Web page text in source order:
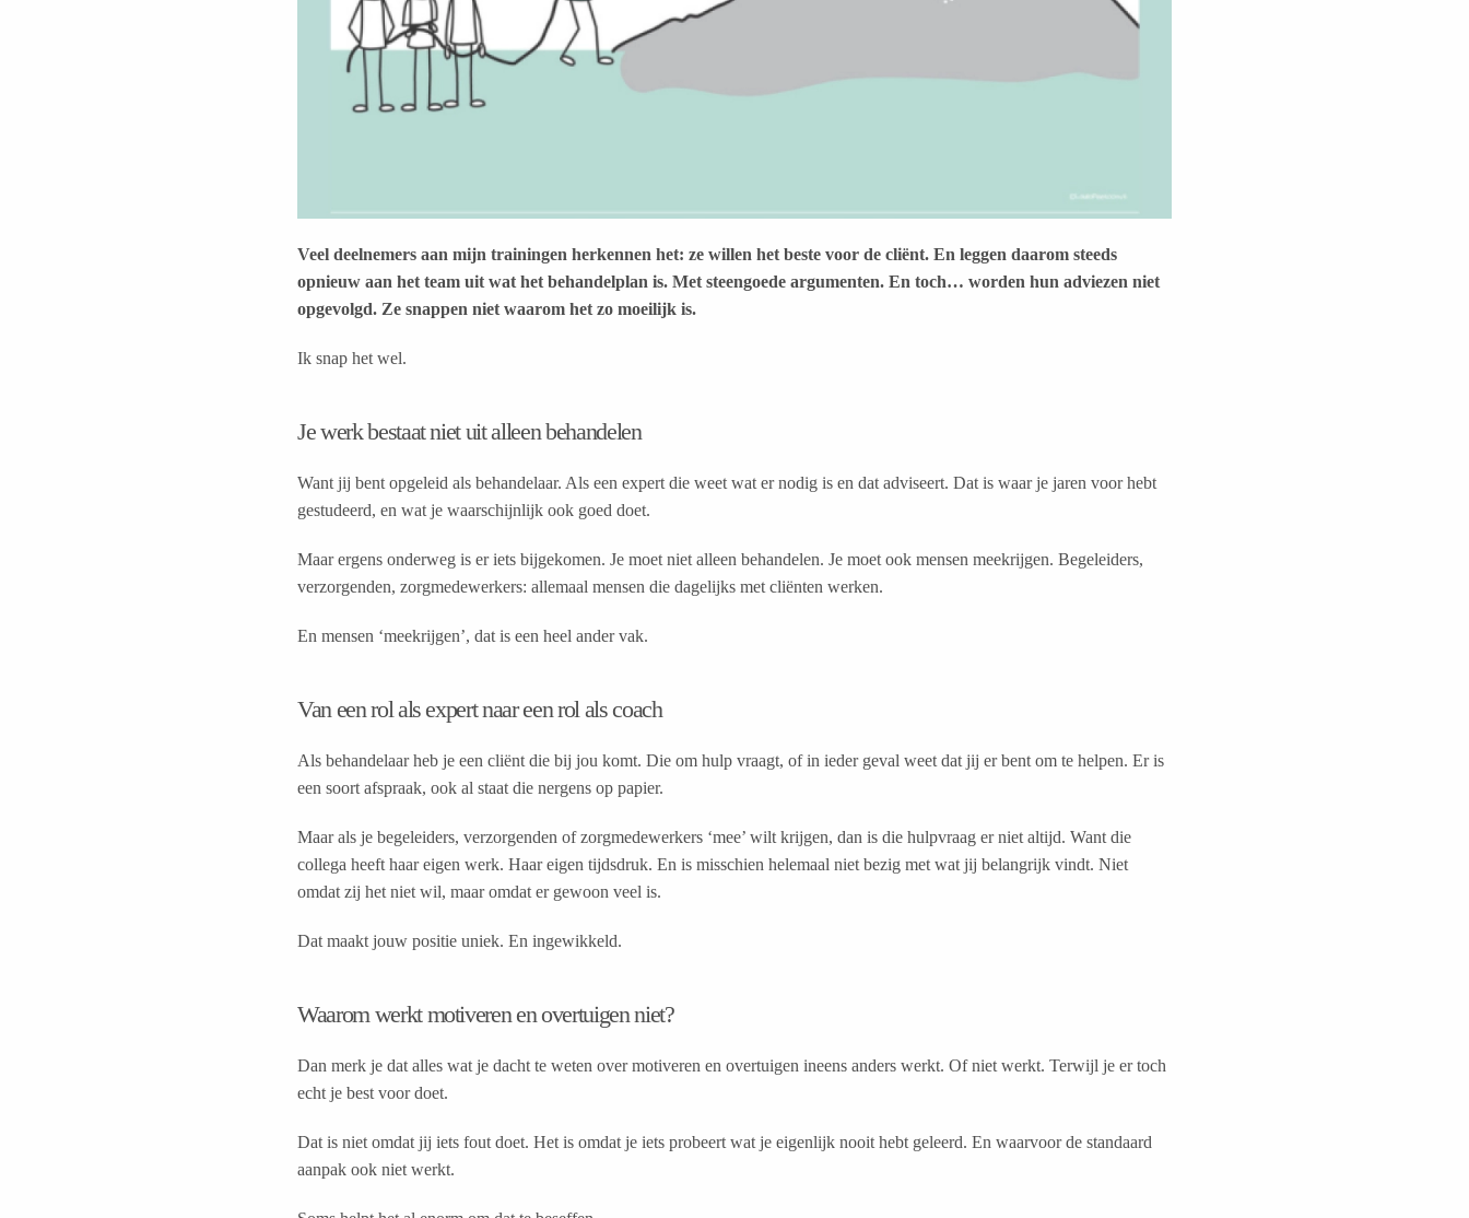
Veel deelnemers aan mijn trainingen herkennen het: ze willen het beste voor de cliënt. En leggen daarom steeds
opnieuw aan het team uit wat het behandelplan is. Met steengoede argumenten. En toch… worden hun adviezen niet
opgevolgd. Ze snappen niet waarom het zo moeilijk is.
Ik snap het wel.
Je werk bestaat niet uit alleen behandelen
Want jij bent opgeleid als behandelaar. Als een expert die weet wat er nodig is en dat adviseert. Dat is waar je jaren voor hebt
gestudeerd, en wat je waarschijnlijk ook goed doet.
Maar ergens onderweg is er iets bijgekomen. Je moet niet alleen behandelen. Je moet ook mensen meekrijgen. Begeleiders,
verzorgenden, zorgmedewerkers: allemaal mensen die dagelijks met cliënten werken.
En mensen ‘meekrijgen’, dat is een heel ander vak.
Van een rol als expert naar een rol als coach
Als behandelaar heb je een cliënt die bij jou komt. Die om hulp vraagt, of in ieder geval weet dat jij er bent om te helpen. Er is
een soort afspraak, ook al staat die nergens op papier.
Maar als je begeleiders, verzorgenden of zorgmedewerkers ‘mee’ wilt krijgen, dan is die hulpvraag er niet altijd. Want die
collega heeft haar eigen werk. Haar eigen tijdsdruk. En is misschien helemaal niet bezig met wat jij belangrijk vindt. Niet
omdat zij het niet wil, maar omdat er gewoon veel is.
Dat maakt jouw positie uniek. En ingewikkeld.
Waarom werkt motiveren en overtuigen niet?
Dan merk je dat alles wat je dacht te weten over motiveren en overtuigen ineens anders werkt. Of niet werkt. Terwijl je er toch
echt je best voor doet.
Dat is niet omdat jij iets fout doet. Het is omdat je iets probeert wat je eigenlijk nooit hebt geleerd. En waarvoor de standaard
aanpak ook niet werkt.